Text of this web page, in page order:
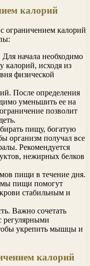
калорий
ограничением калорий
начала необходимо
калорий, исходя из
физической
После определения
уменьшить ее на
позволит
пищу, богатую
организм получал все
Рекомендуется
нежирных белков
пищи в течение дня.
пищи помогут
стабильным и
Важно сочетать
регулярными
укрепить мышцы и
калорий